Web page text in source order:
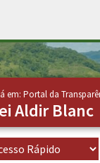
em: Portal da
Aldir Blanc